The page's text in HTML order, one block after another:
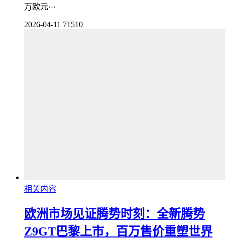
万欧元···
2026-04-11 71510
相关内容
欧洲市场见证腾势时刻：全新腾势
Z9GT巴黎上市，百万售价重塑世界